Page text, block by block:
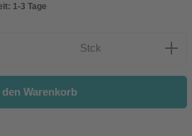
1-3 Tage
gewünschten Wert ein oder
Stck
den Warenkorb